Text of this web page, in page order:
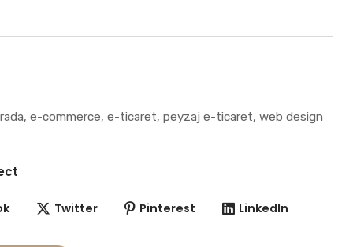
e-commerce, e-ticaret, peyzaj e-ticaret, web design
Twitter Pinterest LinkedIn